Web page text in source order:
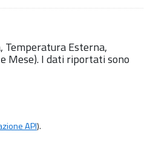
Temperatura Esterna,
Mese). I dati riportati sono
API).